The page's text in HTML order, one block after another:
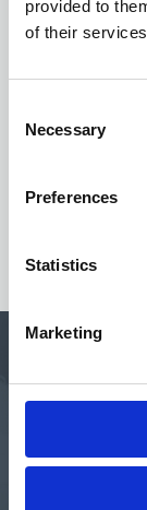
provided to
of their
Selection
Necessary
Preferences
Statistics
Marketing